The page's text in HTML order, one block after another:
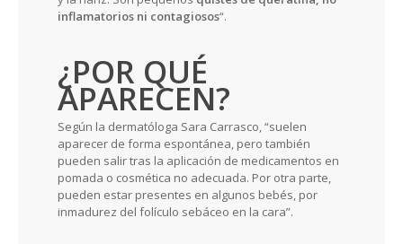
inflamatorios ni contagiosos“.
¿POR QUÉ
APARECEN?
Según la dermatóloga Sara Carrasco, “suelen
aparecer de forma espontánea, pero también
pueden salir tras la aplicación de medicamentos en
pomada o cosmética no adecuada. Por otra parte,
pueden estar presentes en algunos bebés, por
inmadurez del folículo sebáceo en la cara”.